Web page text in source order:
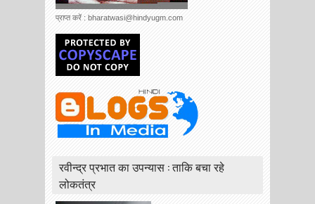
प्राप्त करें : bharatwasi@hindyugm.com
रवीन्द्र प्रभात का उपन्यास : ताकि बचा रहे
लोकतंत्र